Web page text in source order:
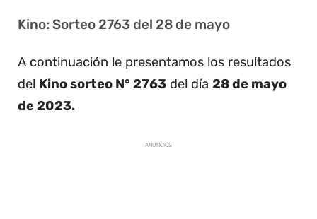
Kino: Sorteo 2763 del 28 de mayo
A continuación le presentamos los resultados
del Kino sorteo N° 2763 del día 28 de mayo
de 2023.
ANUNCIOS